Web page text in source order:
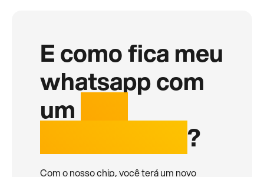
E como fica meu
whatsapp com
um
?
Com o nosso chip, você terá um novo